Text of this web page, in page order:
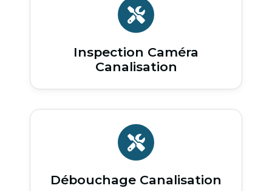
Inspection Caméra
Canalisation
Débouchage Canalisation